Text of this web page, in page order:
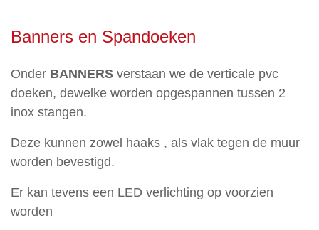
en
lichtbakken
Signalisatie
Raamfolies
en
masten
Banners en Spandoeken
Onder BANNERS verstaan we de verticale pvc
doeken, dewelke worden opgespannen tussen 2
inox stangen.
Deze kunnen zowel haaks , als vlak tegen de muur
worden bevestigd.
Er kan tevens een LED verlichting op voorzien
worden